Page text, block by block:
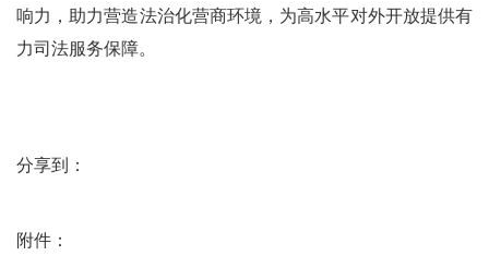
响力，助力营造法治化营商环境，为高水平对外开放提供有
力司法服务保障。
分享到：
附件：